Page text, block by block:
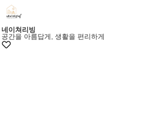
+10% 쿠폰
네이쳐리빙
공간을 아름답게, 생활을 편리하게